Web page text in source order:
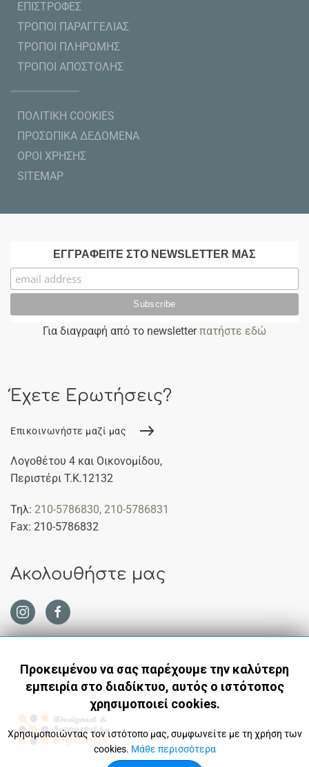
ΕΠΙΣΤΡΟΦΕΣ
ΤΡΟΠΟΙ ΠΑΡΑΓΓΕΛΙΑΣ
ΤΡΟΠΟΙ ΠΛΗΡΩΜΗΣ
ΤΡΟΠΟΙ ΑΠΟΣΤΟΛΗΣ
ΠΟΛΙΤΙΚΗ COOKIES
ΠΡΟΣΩΠΙΚΑ ΔΕΔΟΜΕΝΑ
ΟΡΟΙ ΧΡΗΣΗΣ
SITEMAP
ΕΓΓΡΑΦΕΙΤΕ ΣΤΟ NEWSLETTER ΜΑΣ
Για διαγραφή από το newsletterπατήστε εδώ
Έχετε Ερωτήσεις?
Επικοινωνήστε μαζί μας
Λογοθέτου 4 και Οικονομίδου,
Περιστέρι Τ.Κ.12132
Τηλ: 210-5786830, 210-5786831
Fax: 210-5786832
Ακολουθήστε μας
Προκειμένου να σας παρέχουμε την καλύτερη
εμπειρία στο διαδίκτυο, αυτός ο ιστότοπος
χρησιμοποιεί cookies.
Χρησιμοποιώντας τον ιστότοπο μας, συμφωνείτε με τη χρήση των
cookies. Μάθε περισσότερα